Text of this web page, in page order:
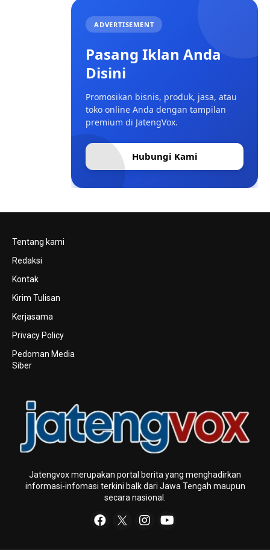
ADVERTISEMENT
Pasang Iklan Anda
Disini
Promosikan bisnis, produk, jasa, atau
toko online Anda dengan tampilan
premium di JatengVox.
Hubungi Kami
Tentang kami
Redaksi
Kontak
Kirim Tulisan
Kerjasama
Privacy Policy
Pedoman Media
Siber
Jatengvox merupakan portal berita yang menghadirkan
informasi-infomasi terkini baIk dari Jawa Tengah maupun
secara nasional.